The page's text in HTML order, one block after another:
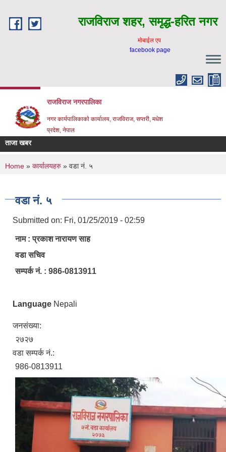
राजविराज शहर, समृद्ध-हरित नगर
माेबाईल एप
facebook page
राजविराज नगरपालिका
नगर कार्यपालिकाकाे कार्यालय, राजविराज, सप्तरी, मधेश
प्रदेश, नेपाल
ताजा खबर
You are here
Home » कार्यालयहरु » वडा नं. ५
वडा नं. ५
Submitted on: Fri, 01/25/2019 - 02:59
नाम : प्रकाश नारायण साह
वडा सचिव
सम्पर्क नं. : 986-0813911
Language Nepali
जनसंख्या:
२७२७
वडा सम्पर्क नं.:
986-0813911